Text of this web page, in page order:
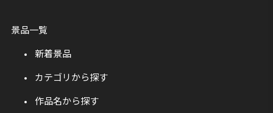
景品一覧
新着景品
カテゴリから探す
作品名から探す